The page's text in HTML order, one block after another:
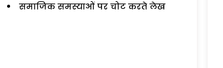
समाजिक समस्याओं पर चोट करते लेख